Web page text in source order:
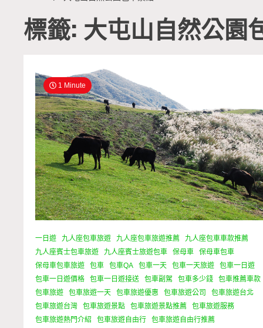
標籤: 大屯山自然公園
1 Minute
一日遊 九人座包車旅遊 九人座包車旅遊推薦
九人座包車車款推薦
九人座賓士包車旅遊
九人座賓士旅遊包車 保母車
保母車包車
保母車包車旅遊
包車 包車QA 包車一天 包車一天旅遊
包車一日遊
包車一日遊價格
包車一日遊接送 包車副駕 包車多少錢
包車推薦車款
包車旅遊
包車旅遊一天 包車旅遊優惠 包車旅遊公司
包車旅遊台北
包車旅遊台灣
包車旅遊景點 包車旅遊景點推薦
包車旅遊服務
包車旅遊熱門介紹
包車旅遊自由行
包車旅遊自由行推薦